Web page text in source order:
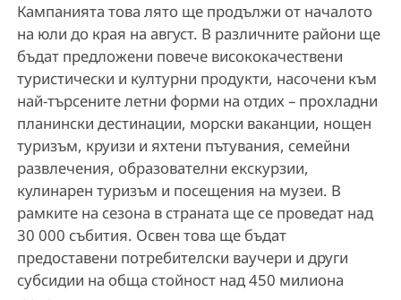
Кампанията това лято ще продължи от началото
на юли до края на август. В различните райони ще
бъдат предложени повече висококачествени
туристически и културни продукти, насочени към
най-търсените летни форми на отдих – прохладни
планински дестинации, морски ваканции, нощен
туризъм, круизи и яхтени пътувания, семейни
развлечения, образователни екскурзии,
кулинарен туризъм и посещения на музеи. В
рамките на сезона в страната ще се проведат над
30 000 събития. Освен това ще бъдат
предоставени потребителски ваучери и други
субсидии на обща стойност над 450 милиона